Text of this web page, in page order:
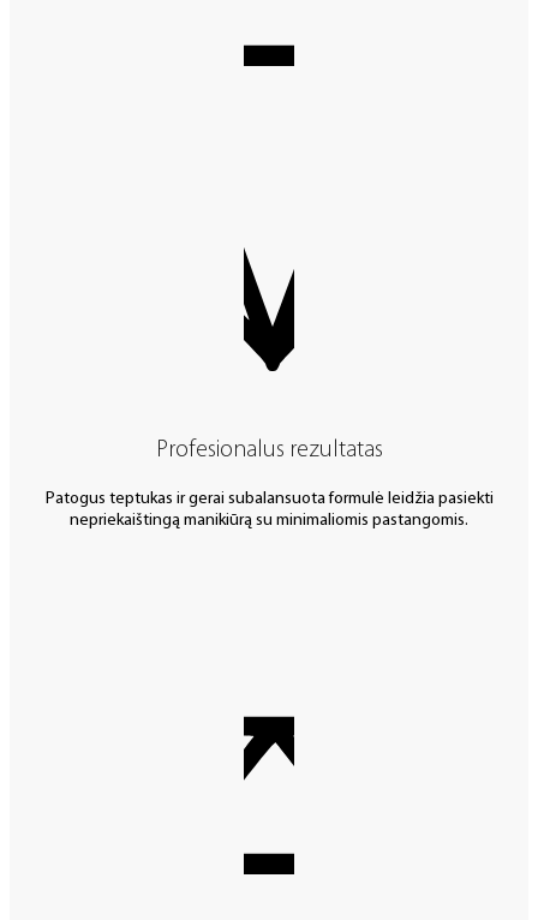
Profesionalus rezultatas
Patogus teptukas ir gerai subalansuota formulė leidžia pasiekti
nepriekaištingą manikiūrą su minimaliomis pastangomis.